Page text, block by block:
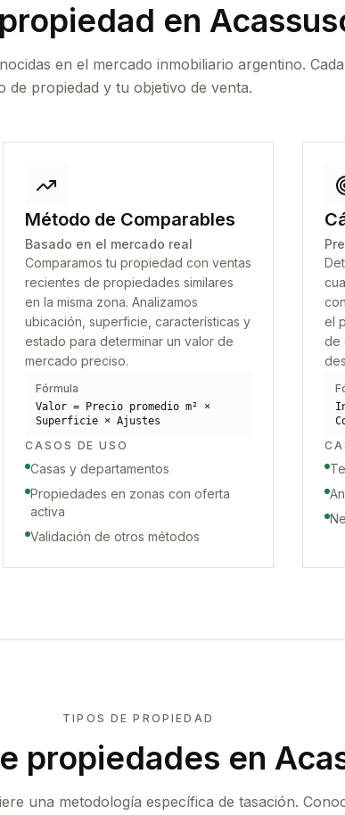
en
en el mercado inmobiliario argentino. Cada
de propiedad y tu objetivo de venta.
Método de Comparables
Basado en el mercado real
Comparamos tu propiedad con ventas
recientes de propiedades similares
en la misma zona. Analizamos
ubicación, superficie, características y
estado para determinar un valor de
mercado preciso.
Fórmula
Valor = Precio promedio m² ×
Superficie × Ajustes
CASOS DE USO
Casas y departamentos
Propiedades en zonas con oferta
activa
Validación de otros métodos
el
de
TIPOS DE PROPIEDAD
propiedades en
una metodología específica de tasación.